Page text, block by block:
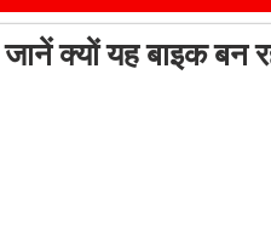
क्यों यह बाइक बन